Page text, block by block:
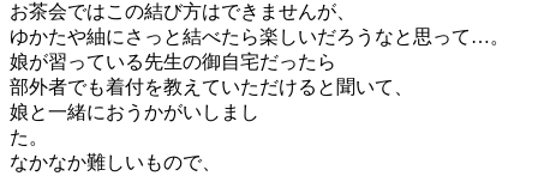
お茶会ではこの結び方はできませんが、
ゆかたや紬にさっと結べたら楽しいだろうなと思って…。
娘が習っている先生の御自宅だったら
部外者でも着付を教えていただけると聞いて、
娘と一緒におうかがいしまし
た。
なかなか難しいもので、